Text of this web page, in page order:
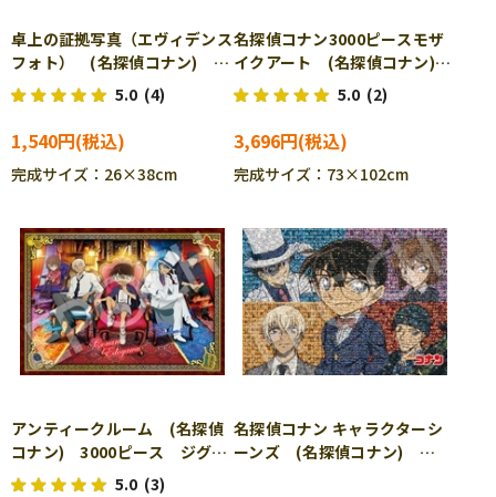
卓上の証拠写真（エヴィデンス
フォト） (名探偵コナン)
1053ピース ジグソーパズ
ル EPO-31-528
5.0 (4)
1,540円
完成サイズ：26×38cm
名探偵コナン3000ピースモザ
イクアート (名探偵コナン)
3000ピース ジグソーパズ
ル EPO-21-109
5.0 (2)
3,696円
完成サイズ：73×102cm
アンティークルーム (名探偵
コナン) 3000ピース ジグソ
ーパズル EPO-21-112
5.0 (3)
名探偵コナン キャラクターシ
ーンズ (名探偵コナン)